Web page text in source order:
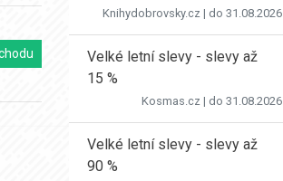
Knihydobrovsky.cz | do 31.08.2026
Velké letní slevy - slevy až
15 %
Kosmas.cz | do 31.08.2026
Velké letní slevy - slevy až
90 %